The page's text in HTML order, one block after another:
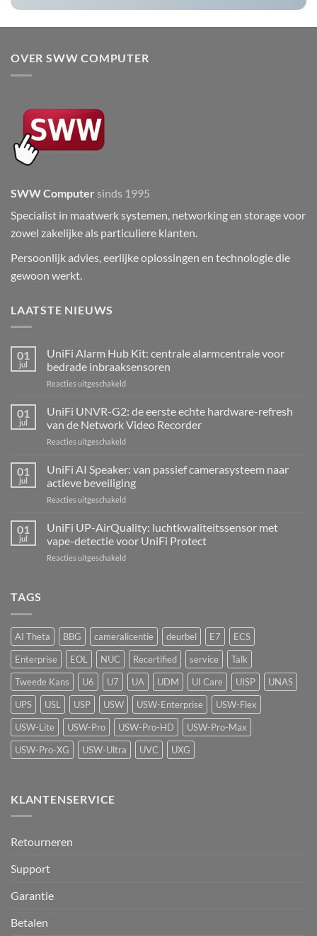
OVER SWW COMPUTER
SWW Computer sinds 1995
Specialist in maatwerk systemen, networking en storage voor
zowel zakelijke als particuliere klanten.
Persoonlijk advies, eerlijke oplossingen en technologie die
gewoon werkt.
LAATSTE NIEUWS
01
jul
UniFi Alarm Hub Kit: centrale alarmcentrale voor
bedrade inbraaksensoren
Reacties uitgeschakeldvoor
Alarm
Kit:
centrale
voor
inbraaksensoren
01
jul
UniFi UNVR-G2: de eerste echte hardware-refresh
van de Network Video Recorder
Reacties uitgeschakeldvoor
de
eerste
hardware-
refresh
de
01
jul
UniFi AI Speaker: van passief camerasysteem naar
actieve beveiliging
Reacties uitgeschakeldvoor
Speaker:
van
passief
01
jul
UniFi UP-AirQuality: luchtkwaliteitssensor met
vape-detectie voor UniFi Protect
Reacties uitgeschakeldvoor
vape-
detectie
voor
UniFi
Protect
TAGS
AI Theta BBG cameralicentie deurbel E7
ECS
Enterprise
EOL NUC Recertified service
Talk
Tweede Kans
U6 U7 UA UDM UI Care UISP
UNAS
UPS
USL USP USW USW-Enterprise
USW-Flex
USW-Lite
USW-Pro USW-Pro-HD
USW-Pro-Max
USW-Pro-XG
USW-Ultra UVC UXG
KLANTENSERVICE
Retourneren
Support
Garantie
Betalen